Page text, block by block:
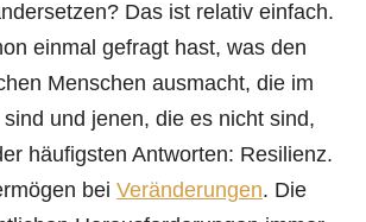
Das ist relativ einfach.
einmal gefragt hast, was den
Menschen ausmacht, die im
und jenen, die es nicht sind,
häufigsten Antworten: Resilienz.
bei Veränderungen. Die